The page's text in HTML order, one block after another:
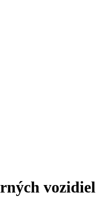
vozidiel